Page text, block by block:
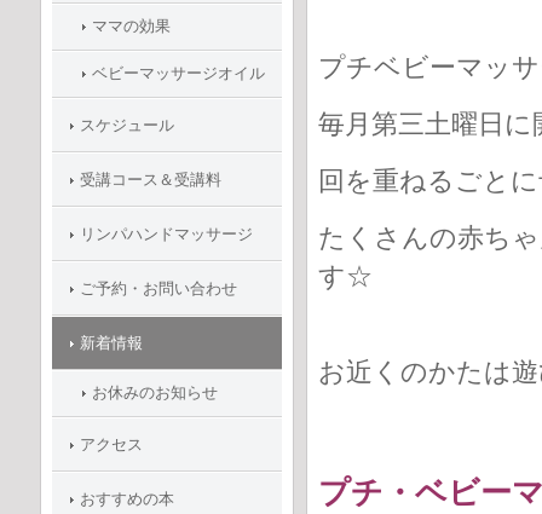
プチベビーマッ
毎月第三土曜日に
回を重ねるごと
たくさんの赤ち
す☆
お近くのかたは
プチ・ベビ
ママの効果
ベビーマッサージオイル
スケジュール
受講コース＆受講料
リンパハンドマッサージ
ご予約・お問い合わせ
新着情報
お休みのお知らせ
アクセス
おすすめの本